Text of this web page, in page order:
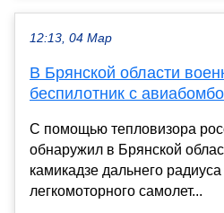
12:13, 04 Мар
В Брянской области
беспилотник с
С помощью тепловизора
обнаружил в Брянской
камикадзе дальнего
легкомоторного самолет...